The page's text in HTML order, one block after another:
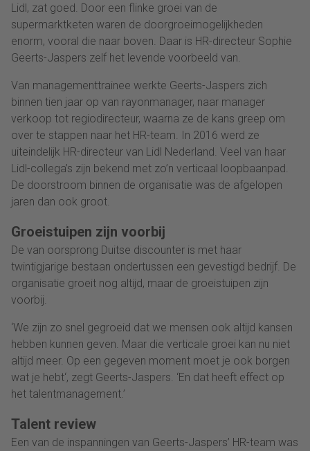
Lidl, zat goed. Door een flinke groei van de
supermarktketen waren de doorgroeimogelijkheden
enorm, vooral die naar boven. Daar is HR-directeur Sophie
Geerts-Jaspers zelf het levende voorbeeld van.
Van managementtrainee werkte Geerts-Jaspers zich
binnen tien jaar op van rayonmanager, naar manager
verkoop tot regiodirecteur, waarna ze de kans greep om
over te stappen naar het HR-team. In 2016 werd ze
uiteindelijk HR-directeur van Lidl Nederland. Veel van haar
Lidl-collega’s zijn bekend met zo’n verticaal loopbaanpad.
De doorstroom binnen de organisatie was de afgelopen
jaren dan ook groot.
Groeistuipen zijn voorbij
De van oorsprong Duitse discounter is met haar
twintigjarige bestaan ondertussen een gevestigd bedrijf. De
organisatie groeit nog altijd, maar de groeistuipen zijn
voorbij.
‘We zijn zo snel gegroeid dat we mensen ook altijd kansen
hebben kunnen geven. Maar die verticale groei kan nu niet
altijd meer. Op een gegeven moment moet je ook borgen
wat je hebt‘, zegt Geerts-Jaspers. ‘En dat heeft effect op
het talentmanagement.’
Talent review
Een van de inspanningen van Geerts-Jaspers’ HR-team was